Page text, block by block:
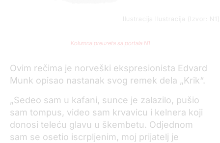
Ilustracija Ilustracija (Izvor: N1)
Kolumna preuzeta sa portala N1
Ovim rečima je norveški ekspresionista Edvard
Munk opisao nastanak svog remek dela „Krik“.
„Sedeo sam u kafani, sunce je zalazilo, pušio
sam tompus, video sam krvavicu i kelnera koji
donosi teleću glavu u škembetu. Odjednom
sam se osetio iscrpljenim, moj prijatelj je